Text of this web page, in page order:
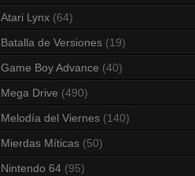
Atari Lynx (64)
Batalla de Versiones (19)
Game Boy Advance (40)
Mega Drive (490)
Melodía del Viernes (140)
Mierdas Míticas (50)
Nintendo 64 (95)